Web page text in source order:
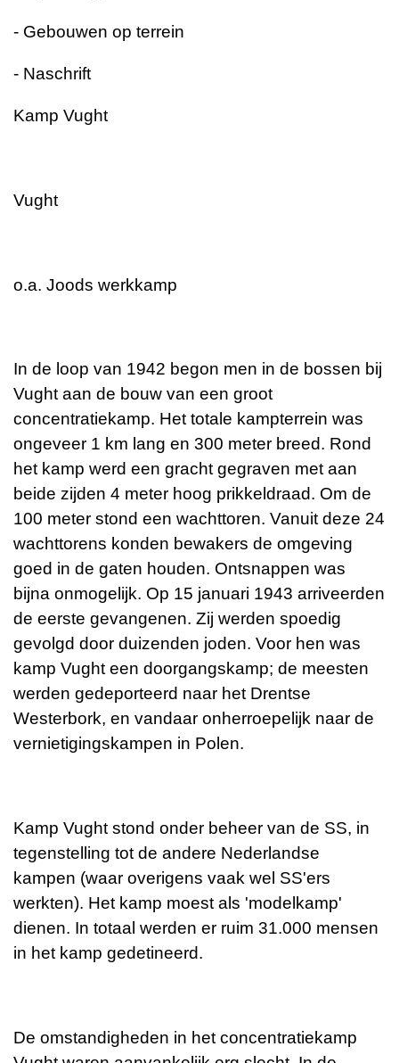
- Gebouwen op terrein
- Naschrift
Kamp Vught
Vught
o.a. Joods werkkamp
In de loop van 1942 begon men in de bossen bij
Vught aan de bouw van een groot
concentratiekamp. Het totale kampterrein was
ongeveer 1 km lang en 300 meter breed. Rond
het kamp werd een gracht gegraven met aan
beide zijden 4 meter hoog prikkeldraad. Om de
100 meter stond een wachttoren. Vanuit deze 24
wachttorens konden bewakers de omgeving
goed in de gaten houden. Ontsnappen was
bijna onmogelijk. Op 15 januari 1943 arriveerden
de eerste gevangenen. Zij werden spoedig
gevolgd door duizenden joden. Voor hen was
kamp Vught een doorgangskamp; de meesten
werden gedeporteerd naar het Drentse
Westerbork, en vandaar onherroepelijk naar de
vernietigingskampen in Polen.
Kamp Vught stond onder beheer van de SS, in
tegenstelling tot de andere Nederlandse
kampen (waar overigens vaak wel SS'ers
werkten). Het kamp moest als 'modelkamp'
dienen. In totaal werden er ruim 31.000 mensen
in het kamp gedetineerd.
De omstandigheden in het concentratiekamp